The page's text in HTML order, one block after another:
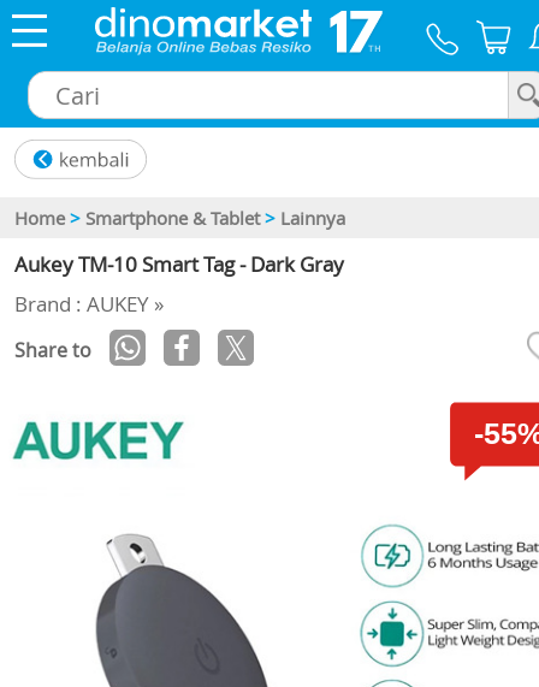
Home > Smartphone & Tablet > Lainnya
Aukey TM-10 Smart Tag - Dark Gray
Brand : AUKEY »
Share to
-